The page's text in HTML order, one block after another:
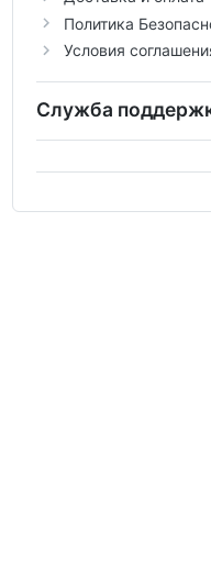
Политика
Условия
Служба